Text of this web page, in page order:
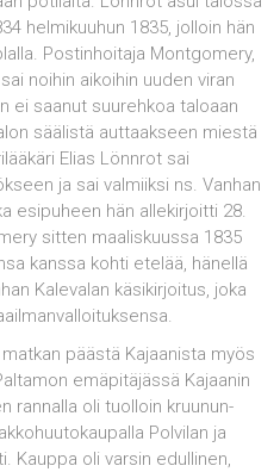
helmikuuhun 1835, jolloin hän
Postinhoitaja Montgomery,
noihin aikoihin uuden viran
ei saanut suurehkoa taloaan
säälistä auttaakseen miestä
Elias Lönnrot sai
ja sai valmiiksi ns. Vanhan
esipuheen hän allekirjoitti 28.
sitten maaliskuussa 1835
kanssa kohti etelää, hänellä
Kalevalan käsikirjoitus, joka
päästä Kajaanista myös
emäpitäjässä Kajaanin
rannalla oli tuolloin kruunun­
Polvilan ja
Kauppa oli varsin edullinen,